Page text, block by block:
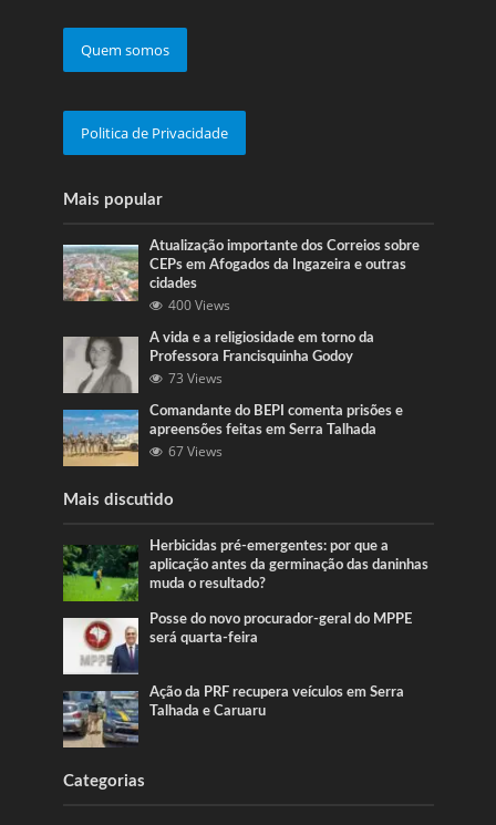
Quem somos
Politica de Privacidade
Mais popular
Atualização importante dos Correios sobre
CEPs em Afogados da Ingazeira e outras
cidades
400 Views
A vida e a religiosidade em torno da
Professora Francisquinha Godoy
73 Views
Comandante do BEPI comenta prisões e
apreensões feitas em Serra Talhada
67 Views
Mais discutido
Herbicidas pré-emergentes: por que a
aplicação antes da germinação das daninhas
muda o resultado?
Posse do novo procurador-geral do MPPE
será quarta-feira
Ação da PRF recupera veículos em Serra
Talhada e Caruaru
Categorias